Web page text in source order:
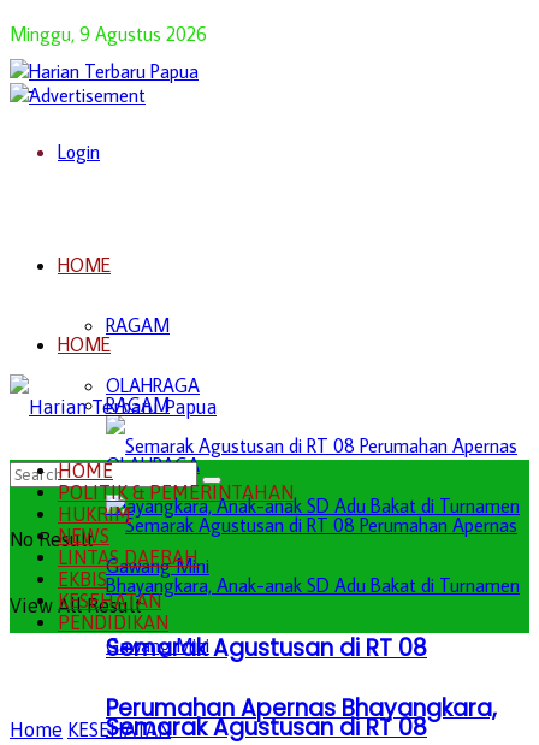
Minggu, 9 Agustus 2026
Login
HOME
RAGAM
OLAHRAGA
Semarak Agustusan di RT 08
Perumahan Apernas Bhayangkara,
HOME
RAGAM
OLAHRAGA
Semarak Agustusan di RT 08
No Result
View All Result
HOME
POLITIK & PEMERINTAHAN
HUKRIM
NEWS
LINTAS DAERAH
EKBIS
KESEHATAN
PENDIDIKAN
Home KESEHATAN